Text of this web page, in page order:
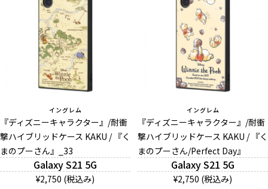
イングレム
『ディズニーキャラクター』/耐衝
撃ハイブリッドケース KAKU / 『く
まのプーさん』_33
Galaxy S21 5G
¥2,750 (税込み)
イングレム
『ディズニーキャラクター』/耐衝
撃ハイブリッドケース KAKU / 『く
まのプーさん/Perfect Day』
Galaxy S21 5G
¥2,750 (税込み)